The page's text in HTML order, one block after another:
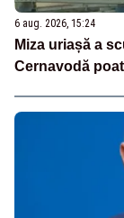
6 aug. 2026, 15:24
Miza uriașă a
Cernavodă